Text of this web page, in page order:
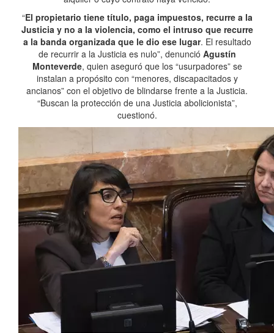
“El propietario tiene título, paga impuestos, recurre a la
Justicia y no a la violencia, como el intruso que recurre
a la banda organizada que le dio ese lugar. El resultado
de recurrir a la Justicia es nulo”, denunció Agustín
Monteverde, quien aseguró que los “usurpadores” se
instalan a propósito con “menores, discapacitados y
ancianos” con el objetivo de blindarse frente a la Justicia.
“Buscan la protección de una Justicia abolicionista”,
cuestionó.